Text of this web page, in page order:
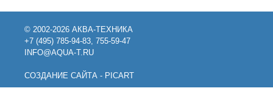
© 2002-2026 АКВА-ТЕХНИКА
+7 (495) 785-94-83, 755-59-47
INFO@AQUA-T.RU
СОЗДАНИЕ САЙТА - PICART